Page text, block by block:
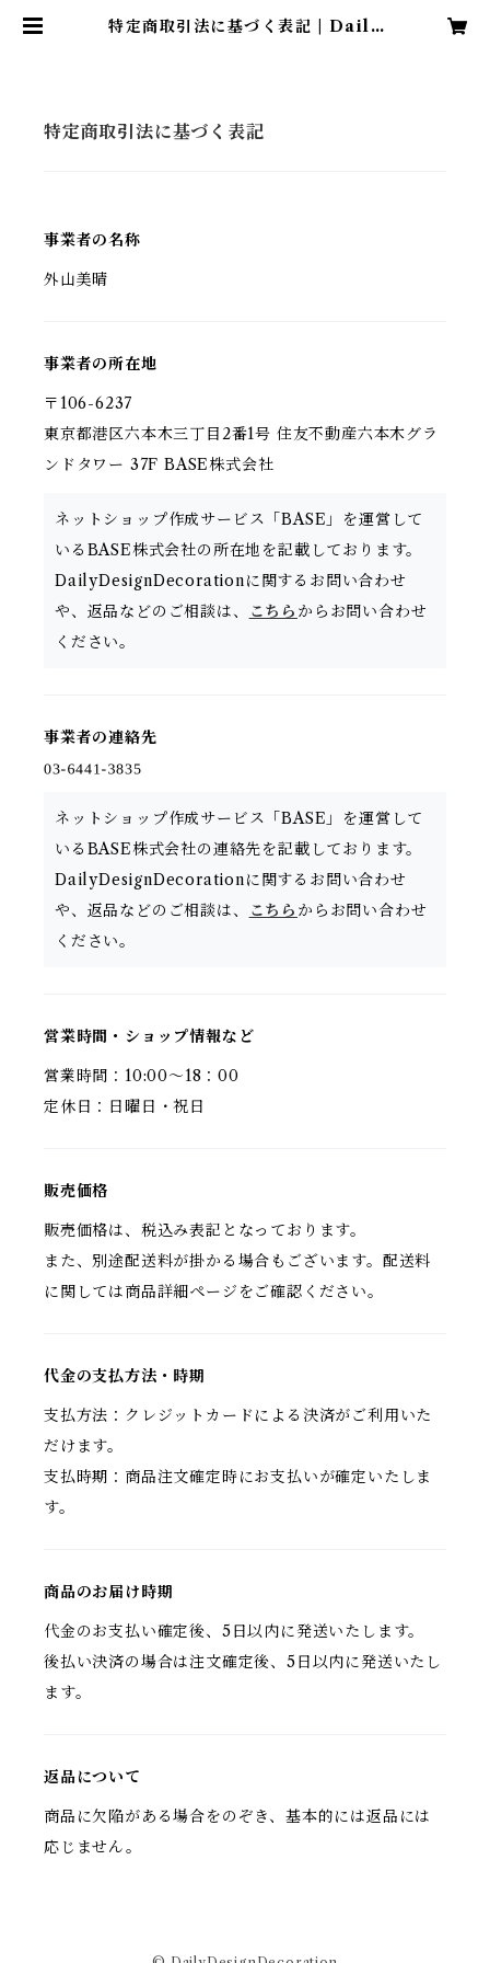
特定商取引法に基づく表記 | Daily
特定商取引法に基づく表記
事業者の名称
外山美晴
事業者の所在地
〒106-6237
東京都港区六本木三丁目2番1号 住友不動産六本木グラ
ンドタワー 37F BASE株式会社
ネットショップ作成サービス「BASE」を運営して
いるBASE株式会社の所在地を記載しております。
DailyDesignDecorationに関するお問い合わせ
や、返品などのご相談は、
こちら からお問い合わせ
ください。
事業者の連絡先
ネットショップ作成サービス「BASE」を運営して
いるBASE株式会社の連絡先を記載しております。
DailyDesignDecorationに関するお問い合わせ
や、返品などのご相談は、
こちら からお問い合わせ
ください。
営業時間・ショップ情報など
営業時間：10:00～18：00
定休日：日曜日・祝日
販売価格
販売価格は、税込み表記となっております。
また、別途配送料が掛かる場合もございます。配送料
に関しては商品詳細ページをご確認ください。
代金の支払方法・時期
支払方法：クレジットカードによる決済がご利用いた
だけます。
支払時期：商品注文確定時にお支払いが確定いたしま
す。
商品のお届け時期
代金のお支払い確定後、5日以内に発送いたします。
後払い決済の場合は注文確定後、5日以内に発送いたし
ます。
返品について
商品に欠陥がある場合をのぞき、基本的には返品には
応じません。